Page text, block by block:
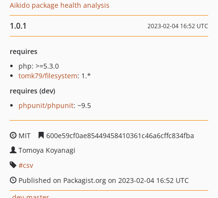
Aikido package health analysis
1.0.1 2023-02-04 16:52 UTC
requires
php: >=5.3.0
tomk79/filesystem: 1.*
requires (dev)
phpunit/phpunit: ~9.5
MIT
600e59cf0ae85449458410361c46a6cffc834fba
Tomoya Koyanagi
csv
Published on Packagist.org on 2023-02-04 16:52 UTC